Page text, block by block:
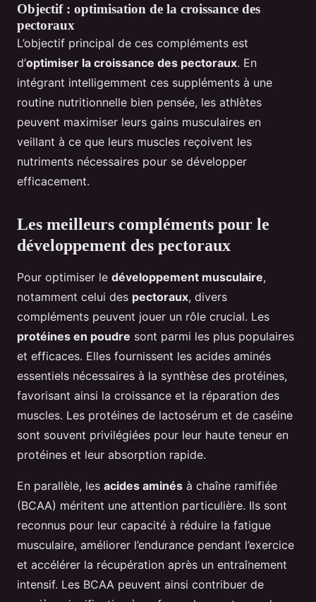
Objectif : optimisation de la croissance des
pectoraux
L’objectif principal de ces compléments est
d’optimiser la croissance des pectoraux. En
intégrant intelligemment ces suppléments à une
routine nutritionnelle bien pensée, les athlètes
peuvent maximiser leurs gains musculaires en
veillant à ce que leurs muscles reçoivent les
nutriments nécessaires pour se développer
efficacement.
Les meilleurs compléments pour le
développement des pectoraux
Pour optimiser le développement musculaire,
notamment celui des pectoraux, divers
compléments peuvent jouer un rôle crucial. Les
protéines en poudre sont parmi les plus populaires
et efficaces. Elles fournissent les acides aminés
essentiels nécessaires à la synthèse des protéines,
favorisant ainsi la croissance et la réparation des
muscles. Les protéines de lactosérum et de caséine
sont souvent privilégiées pour leur haute teneur en
protéines et leur absorption rapide.
En parallèle, les acides aminés à chaîne ramifiée
(BCAA) méritent une attention particulière. Ils sont
reconnus pour leur capacité à réduire la fatigue
musculaire, améliorer l’endurance pendant l’exercice
et accélérer la récupération après un entraînement
intensif. Les BCAA peuvent ainsi contribuer de